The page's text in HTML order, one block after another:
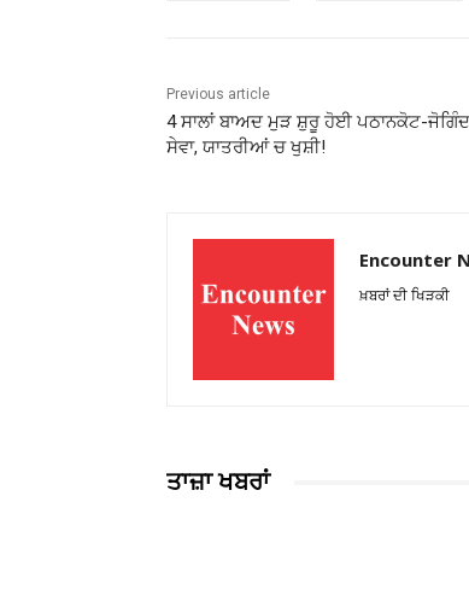
Previous article
4 ਸਾਲਾਂ ਬਾਅਦ ਮੁੜ ਸ਼ੁਰੂ ਹੋਈ ਪਠਾਨਕੋਟ-
ਸੇਵਾ, ਯਾਤਰੀਆਂ ਚ ਖੁਸ਼ੀ!
Encounter
ਖ਼ਬਰਾਂ ਦੀ ਖਿੜਕੀ
ਤਾਜ਼ਾ ਖਬਰਾਂ